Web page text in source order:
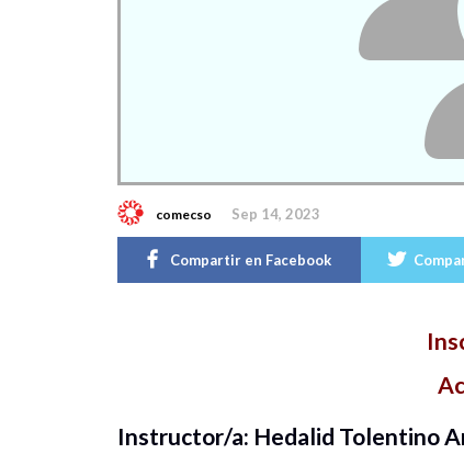
comecso Sep 14, 2023
Compartir en Facebook
Instructor/a: Hedalid Tolentino